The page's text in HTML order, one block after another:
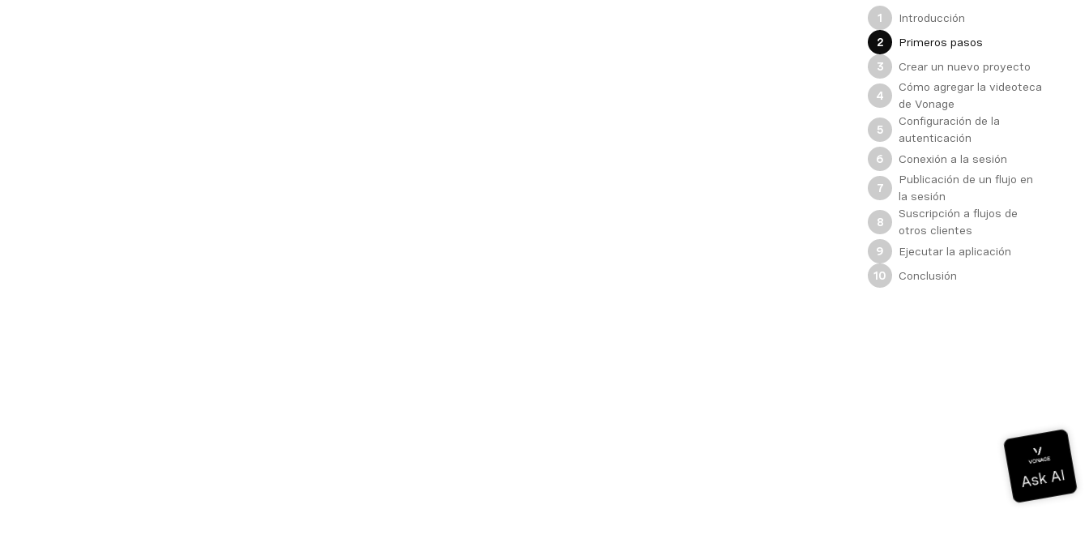
1
Introducción
2
Primeros pasos
3
Crear un nuevo proyecto
4
Cómo agregar la videoteca
de Vonage
5
Configuración de la
autenticación
6
Conexión a la sesión
7
Publicación de un flujo en
la sesión
8
Suscripción a flujos de
otros clientes
9
Ejecutar la aplicación
10
Conclusión